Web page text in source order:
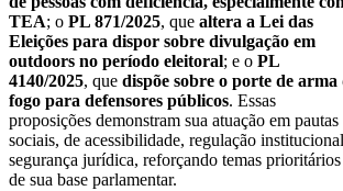
TEA; o PL 871/2025, que altera a Lei das
Eleições para dispor sobre divulgação em
outdoors no período eleitoral; e o PL
4140/2025, que dispõe sobre o porte de arma
fogo para defensores públicos. Essas
proposições demonstram sua atuação em pautas
sociais, de acessibilidade, regulação
segurança jurídica, reforçando temas prioritários
de sua base parlamentar.